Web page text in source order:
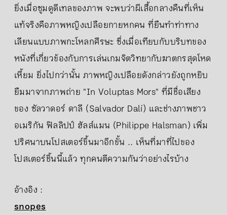
ยิ่งเมื่อซูมดูดีเทลของภาพ จะพบว่าผีเสื้อกลางคืนที่เห็น
แท้จริงคือภาพหญิงเปลือยกายหกคน ที่ยืนทำท่าทาง
เลียนแบบภาพกะโหลกศีรษะ ซึ่งเมื่อเทียบกับบริบทของ
หนังที่เกี่ยวข้องกับการเล่นเกมจิตวิทยากับฆาตกรสุดโหด
เหี้ยม ยิ่งไปกว่านั้น ภาพหญิงเปลือยดังกล่าวยังถูกหยิบ
ยืมมาจากภาพถ่าย "In Voluptas Mors" ที่มีชื่อเสียง
ของ ซัลวาดอร์ ดาลี (Salvador Dalí) และช่างภาพชาว
อเมริกัน ฟิลลิปป์ ฮัลส์แมน (Philippe Halsman) เพิ่ม
ปริศนาบนโปสเตอร์ขึ้นมาอีกขั้น .. เห็นที่มาที่ไปของ
โปสเตอร์ชิ้นนี้แล้ว ทุกคนตีความกันว่าอย่างไรบ้าง
อ้างอิง :
snopes